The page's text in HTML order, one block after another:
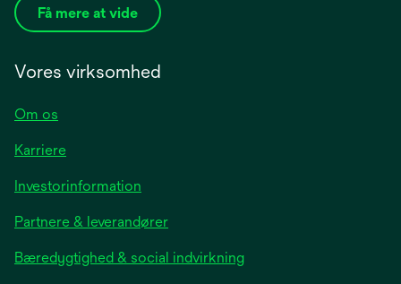
Få mere at vide
Vores virksomhed
Om os
Karriere
Investorinformation
a
new
Partnere & leverandører
Bæredygtighed & social indvirkning